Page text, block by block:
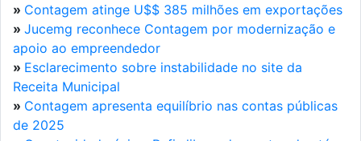
» Contagem atinge U$$ 385 milhões em exportações
» Jucemg reconhece Contagem por modernização e
apoio ao empreendedor
» Esclarecimento sobre instabilidade no site da
Receita Municipal
» Contagem apresenta equilíbrio nas contas públicas
de 2025